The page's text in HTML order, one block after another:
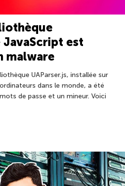
JavaScript est
malware
UAParser.js, installée sur
dans le monde, a été
de passe et un mineur. Voici